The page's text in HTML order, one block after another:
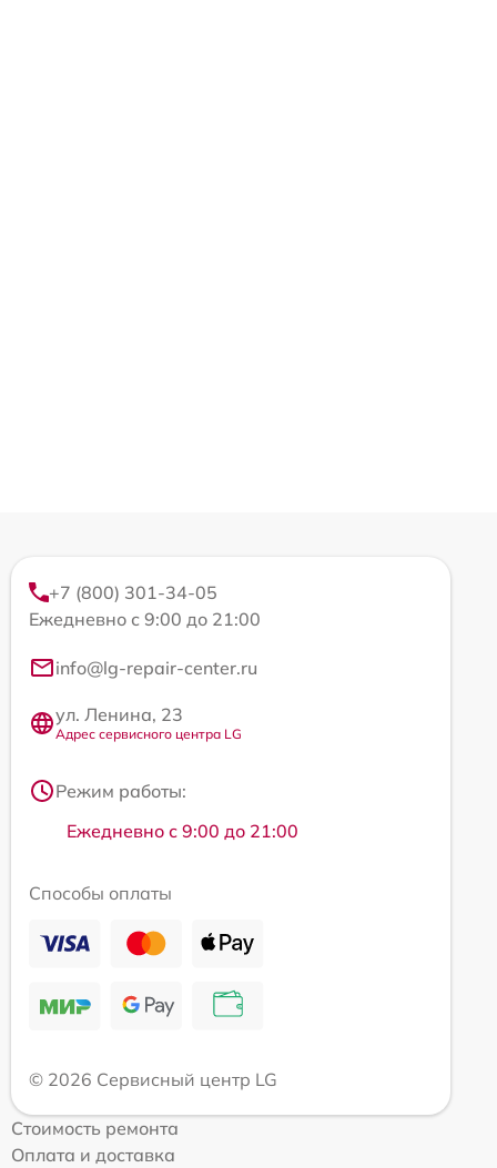
+7 (800) 301-34-05
Ежедневно с 9:00 до 21:00
info@lg-repair-center.ru
ул. Ленина, 23
Адрес сервисного центра LG
Режим работы:
Ежедневно с 9:00 до 21:00
Способы оплаты
© 2026 Сервисный центр LG
Стоимость ремонта
Оплата и доставка